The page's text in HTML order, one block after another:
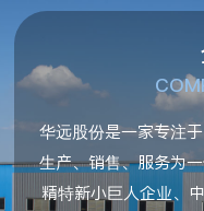
华远股份是一家专注
生产、销售、服务为
精特新小巨人企业、